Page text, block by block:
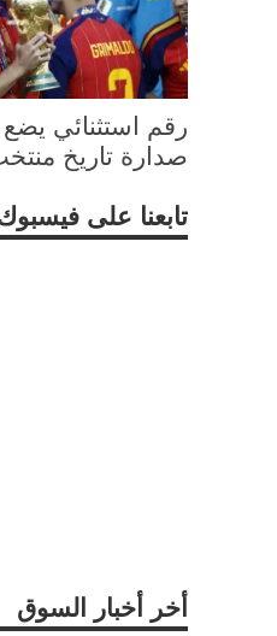
رقم استثنائي
صدارة تاريخ
تابعنا على
أخر أخبار السوق